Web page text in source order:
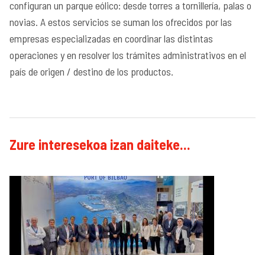
configuran un parque eólico: desde torres a tornillería, palas o
novias. A estos servicios se suman los ofrecidos por las
empresas especializadas en coordinar las distintas
operaciones y en resolver los trámites administrativos en el
país de origen / destino de los productos.
Zure interesekoa izan daiteke...